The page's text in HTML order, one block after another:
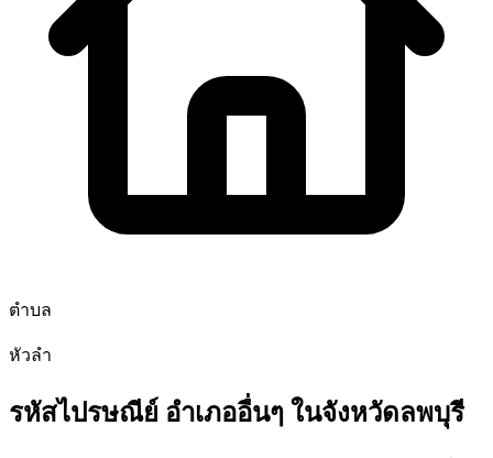
ตำบล
หัวลำ
รหัสไปรษณีย์ อำเภออื่นๆ ในจังหวัดลพบุรี